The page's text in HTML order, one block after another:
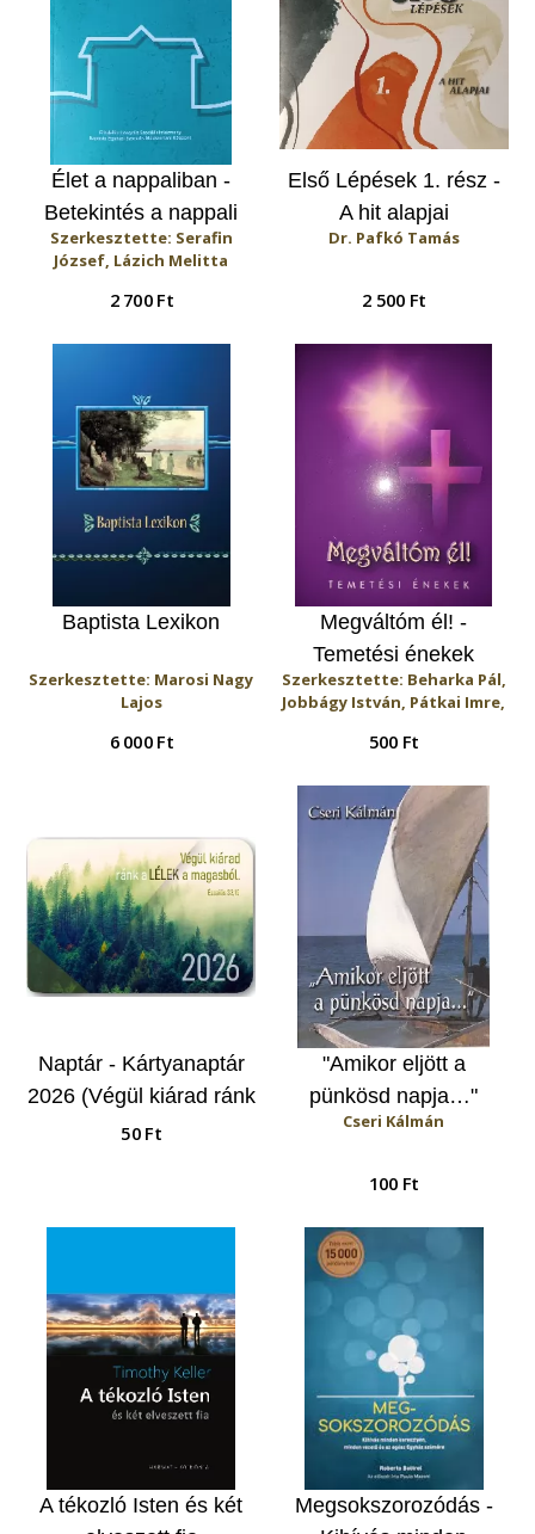
Élet a nappaliban -
Betekintés a nappali
szociális
alapszolgáltatások
működésébe
Szerkesztette: Serafin
József, Lázich Melitta
2 700 Ft
Első Lépések 1. rész -
A hit alapjai
Dr. Pafkó Tamás
2 500 Ft
Baptista Lexikon
Szerkesztette: Marosi Nagy
Lajos
6 000 Ft
Megváltóm él! -
Temetési énekek
Szerkesztette: Beharka Pál,
Jobbágy István, Pátkai Imre,
500 Ft
Naptár - Kártyanaptár
2026 (Végül kiárad ránk
a Lélek...)
50 Ft
"Amikor eljött a
pünkösd napja…"
Cseri Kálmán
100 Ft
A tékozló Isten és két
Megsokszorozódás -